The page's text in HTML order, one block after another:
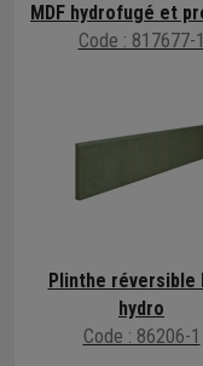
MDF hydrofugé et
en blanc
Code : 817677-1
Plinthe réversible
hydro
Code : 86206-1